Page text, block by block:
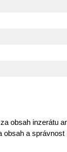
obsah inzerátu
obsah a